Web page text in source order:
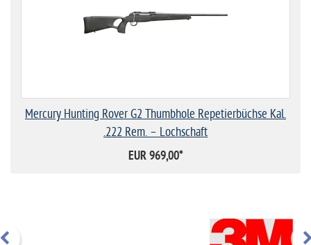
Mercury Hunting Rover G2 Thumbhole Repetierbüchse Kal.
.222 Rem. – Lochschaft
EUR 969,00*